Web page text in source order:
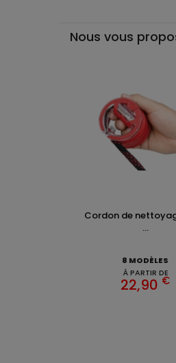
Nous vous
Cordon de
...
8 MODÈLES
À PARTIR DE
22,90 €